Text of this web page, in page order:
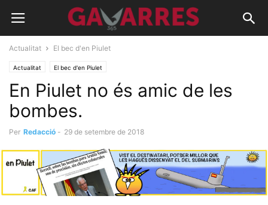
Actualitat El bec d'en Piulet
Actualitat El bec d'en Piulet
En Piulet no és amic de les
bombes.
Per Redacció - 29 de setembre de 2018